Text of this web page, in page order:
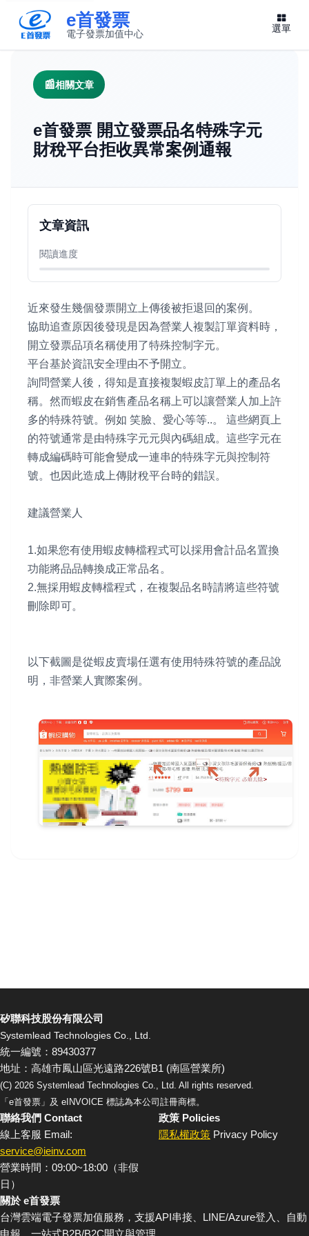
e首發票
電子發票加值中心 選單
相關文章
e首發票 開立發票品名特殊字元
財稅平台拒收異常案例通報
近來發生幾個發票開立上傳後被拒退回的案例。
協助追查原因後發現是因為營業人複製訂單資料時，
開立發票品項名稱使用了特殊控制字元。
平台基於資訊安全理由不予開立。
詢問營業人後，得知是直接複製蝦皮訂單上的產品名
稱。然而蝦皮在銷售產品名稱上可以讓營業人加上許
多的特殊符號。例如 笑臉、愛心等等..。 這些網頁上
的符號通常是由特殊字元元與內碼組成。這些字元在
轉成編碼時可能會變成一連串的特殊字元與控制符
號。也因此造成上傳財稅平台時的錯誤。
建議營業人
1.如果您有使用蝦皮轉檔程式可以採用會計品名置換
功能將品品轉換成正常品名。
2.無採用蝦皮轉檔程式，在複製品名時請將這些符號
刪除即可。
以下截圖是從蝦皮賣場任選有使用特殊符號的產品說
明，非營業人實際案例。
文章資訊
閱讀進度
矽聯科技股份有限公司
Systemlead Technologies Co., Ltd.
統一編號：89430377
地址：高雄市鳳山區光遠路226號B1 (南區營業所)
(C) 2026 Systemlead Technologies Co., Ltd. All rights reserved.
「e首發票」及 eINVOICE 標誌為本公司註冊商標。
聯絡我們 Contact
線上客服 Email:
service@ieinv.com
營業時間：09:00~18:00（非假
日）
政策 Policies
隱私權政策 Privacy Policy
關於 e首發票
台灣雲端電子發票加值服務，支援API串接、LINE/Azure登入、自動
申報、一站式B2B/B2C開立與管理。